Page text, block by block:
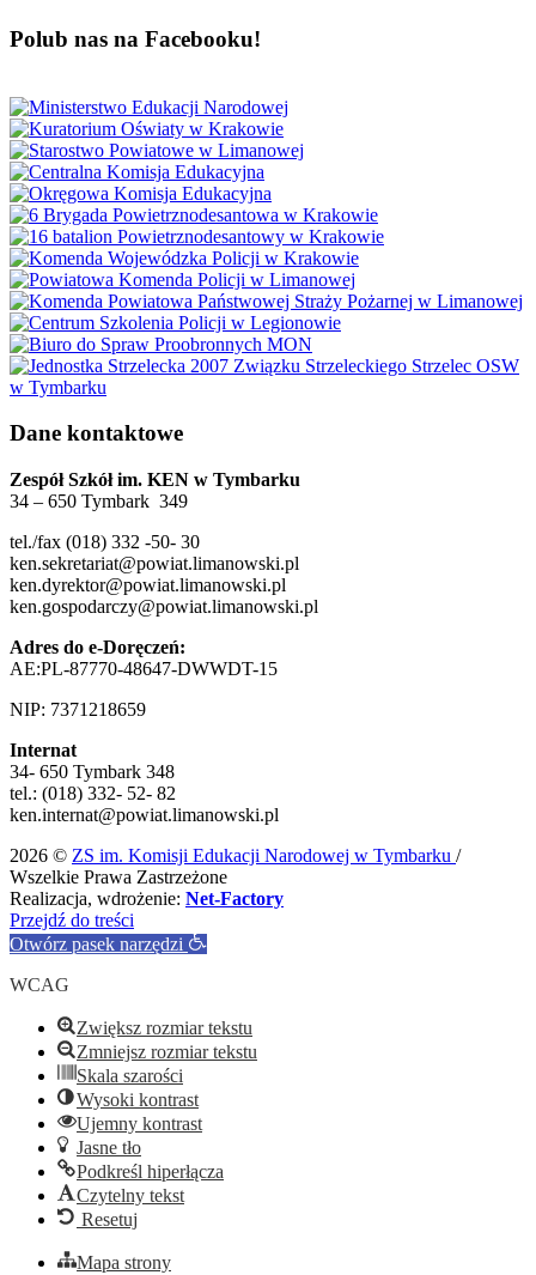
Polub nas na Facebooku!
Dane kontaktowe
Zespół Szkół im. KEN w Tymbarku
34 – 650 Tymbark 349
tel./fax (018) 332 -50- 30
ken.sekretariat@powiat.limanowski.pl
ken.dyrektor@powiat.limanowski.pl
ken.gospodarczy@powiat.limanowski.pl
Adres do e-Doręczeń:
AE:PL-87770-48647-DWWDT-15
NIP: 7371218659
Internat
34- 650 Tymbark 348
tel.: (018) 332- 52- 82
ken.internat@powiat.limanowski.pl
2026 © ZS im. Komisji Edukacji Narodowej w Tymbarku /
Wszelkie Prawa Zastrzeżone
Realizacja, wdrożenie: Net-Factory
Przejdź do treści
Otwórz pasek narzędzi
WCAG
Zwiększ rozmiar tekstu
Zmniejsz rozmiar tekstu
Skala szarości
Wysoki kontrast
Ujemny kontrast
Jasne tło
Podkreśl hiperłącza
Czytelny tekst
Resetuj
Mapa strony